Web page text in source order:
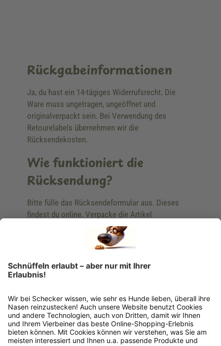
Rückgabeinformationen
Ja, du hast ein 14-tägiges Widerrufsrecht. Die
Ware muss ungetragen, ungeöffnet und
originalverpackt sein. Bei Verwendung des
Retourelabels übernehmen wir die
Rücksendekosten.
Wie funktioniert die
Rücksendung?
Bitte fülle das Rücksendeformular aus. Dieses
findest du online. Verpacke die Artikel
anschließend sicher und klebe das
Rücksendeetikett auf das Paket. Dieses kannst du
dir in deinem Kundenkonto anfordern. Hast du als
Gast bestellt, schreibe uns eine Email an
verkauf@schecker.de oder rufe zu unseren
Rücksendeetikett zukommen.